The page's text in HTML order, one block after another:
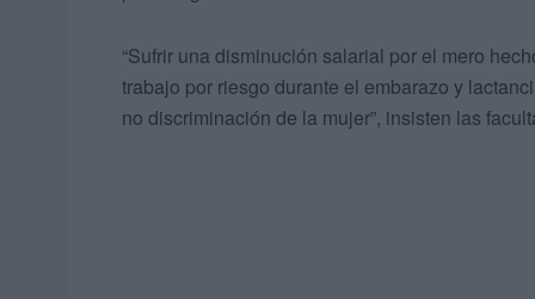
“Sufrir una disminución salarial por el mero
trabajo por riesgo durante el embarazo y
no discriminación de la mujer”, insisten las